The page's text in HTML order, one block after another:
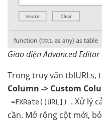
Giao diện Advanced
Trong truy vấn tblURLs,
Column -> Custom
=FXRate([URL])
. Xử lý
cần. Mở rộng cột mới,